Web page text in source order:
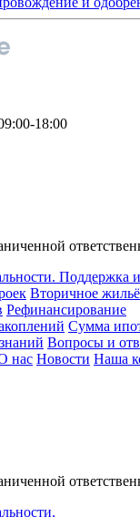
18:00
Поддержка
Вторичное жильё
Рефинансирование
Сумма
Вопросы и
нас Новости Наша